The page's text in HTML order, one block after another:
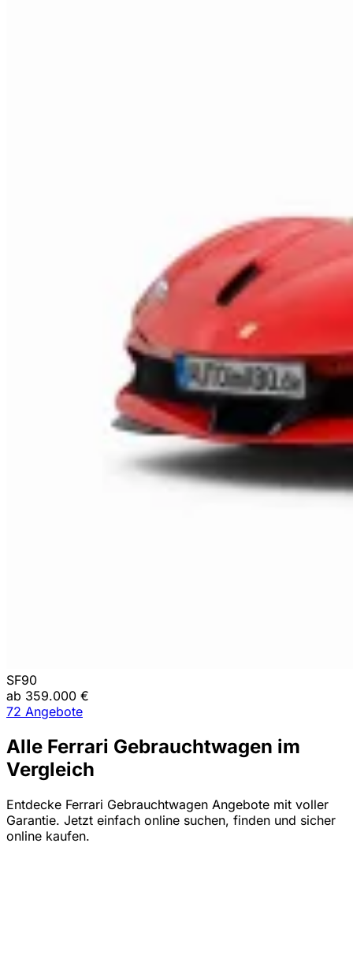
SF90
ab 359.000 €
72 Angebote
Alle Ferrari Gebrauchtwagen im
Vergleich
Entdecke Ferrari Gebrauchtwagen Angebote mit voller
Garantie. Jetzt einfach online suchen, finden und sicher
online kaufen.